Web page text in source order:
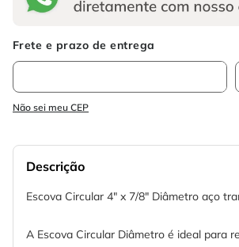
Não sei meu CEP
Descrição
Escova Circular 4" x 7/8" Diâmetro aço
A Escova Circular Diâmetro é ideal para